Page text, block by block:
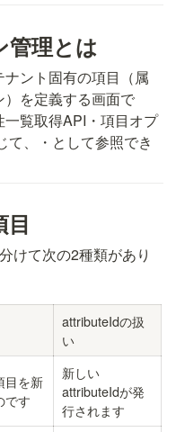
管理とは
ント固有の項目（属
を定義する画面で
覧取得API・項目オプ
、
・ として参照でき
目
けて次の2種類があり
attributeIdの扱
い
目を新
です
新しい
attributeIdが発
行されます